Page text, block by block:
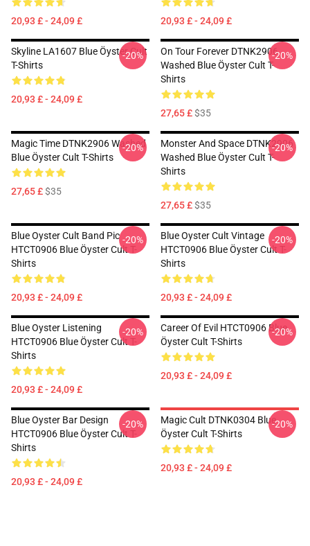
20,93 £ - 24,09 £ 20,93 £ - 24,09 £
Skyline LA1607 Blue Öyster Cult
T-Shirts
20,93 £ - 24,09 £
-20%
On Tour Forever DTNK2906
Washed Blue Öyster Cult T-
Shirts
27,65 £$35
-20%
Magic Time DTNK2906 Washed
Blue Öyster Cult T-Shirts
27,65 £$35
-20%
Monster And Space DTNK2906
Washed Blue Öyster Cult T-
Shirts
27,65 £$35
-20%
Blue Oyster Cult Band Pic
HTCT0906 Blue Öyster Cult T-
Shirts
20,93 £ - 24,09 £
-20%
Blue Oyster Cult Vintage
HTCT0906 Blue Öyster Cult T-
Shirts
20,93 £ - 24,09 £
-20%
Blue Oyster Listening
HTCT0906 Blue Öyster Cult T-
Shirts
20,93 £ - 24,09 £
-20%
Career Of Evil HTCT0906 Blue
Öyster Cult T-Shirts
20,93 £ - 24,09 £
-20%
Blue Oyster Bar Design
HTCT0906 Blue Öyster Cult T-
Shirts
20,93 £ - 24,09 £
-20%
Magic Cult DTNK0304 Blue
Öyster Cult T-Shirts
20,93 £ - 24,09 £
-20%